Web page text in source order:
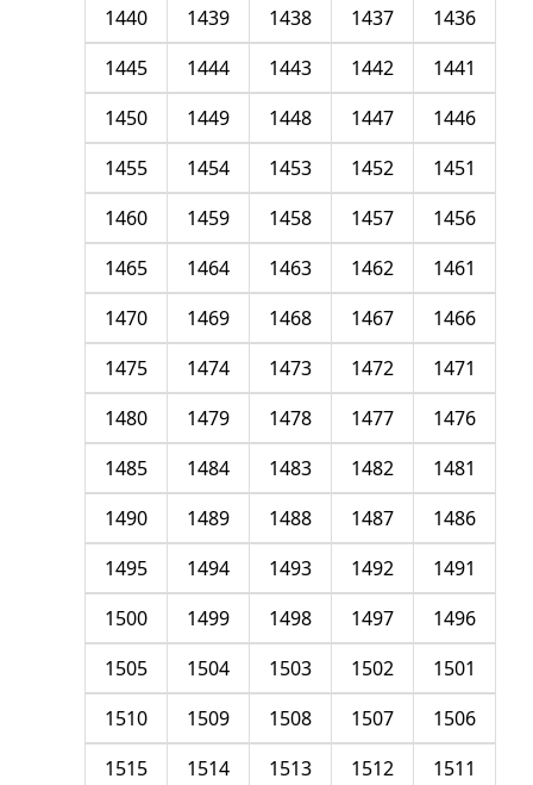
1436
1437
1438
1439
1440
1441
1442
1443
1444
1445
1446
1447
1448
1449
1450
1451
1452
1453
1454
1455
1456
1457
1458
1459
1460
1461
1462
1463
1464
1465
1466
1467
1468
1469
1470
1471
1472
1473
1474
1475
1476
1477
1478
1479
1480
1481
1482
1483
1484
1485
1486
1487
1488
1489
1490
1491
1492
1493
1494
1495
1496
1497
1498
1499
1500
1501
1502
1503
1504
1505
1506
1507
1508
1509
1510
1511
1512
1513
1514
1515